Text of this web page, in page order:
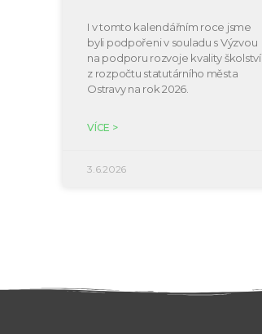
I v tomto kalendářním roce jsme
byli podpořeni v souladu s Výzvou
na podporu rozvoje kvality školství
z rozpočtu statutárního města
Ostravy na rok 2026.
VÍCE >
3.6.2026